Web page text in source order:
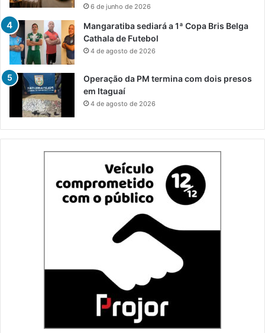
6 de junho de 2026
Mangaratiba sediará a 1ª Copa Bris Belga
Cathala de Futebol
4 de agosto de 2026
Operação da PM termina com dois presos
em Itaguaí
4 de agosto de 2026